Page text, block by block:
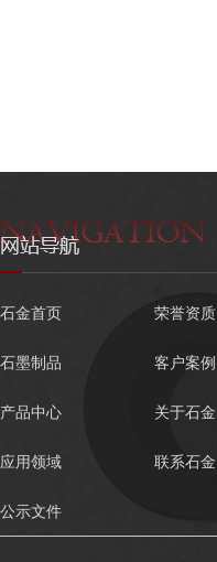
石金首页 荣誉资质
石墨制品 客户案例
产品中心 关于石金
应用领域 联系石金
公示文件